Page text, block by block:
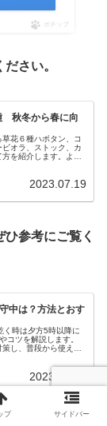
ポチップ
さい。
秋冬から春に向
花６種ハボタン、コ
オラ、ストック、カ
を紹介します。よく
2023.07.19
参考にご覧く
中は？方法とおす
く時は夕方5時以降に
コツを解説します。
し、普段から使える
2023.07.26
プ サイドバー